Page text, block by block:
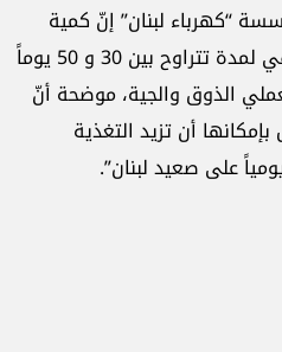
“كهرباء لبنان” إنّ كمية
الفيول أويل المشار إليها تكفي لمدة تتراوح بين 30 و 50 يوماً
الذوق والجية، موضحة أنّ
بإمكانها أن تزيد التغذية
على صعيد لبنان”.